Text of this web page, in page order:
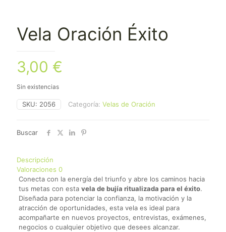
Vela Oración Éxito
3,00 €
Sin existencias
SKU: 2056 Categoría: Velas de Oración
Buscar
Descripción
Valoraciones 0
Conecta con la energía del triunfo y abre los caminos hacia
tus metas con esta vela de bujía ritualizada para el éxito.
Diseñada para potenciar la confianza, la motivación y la
atracción de oportunidades, esta vela es ideal para
acompañarte en nuevos proyectos, entrevistas, exámenes,
negocios o cualquier objetivo que desees alcanzar.